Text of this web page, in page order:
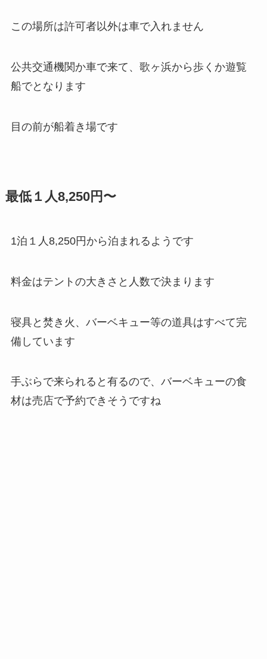
この場所は許可者以外は車で入れません
公共交通機関か車で来て、歌ヶ浜から歩くか遊覧
船でとなります
目の前が船着き場です
最低１人8,250円〜
1泊１人8,250円から泊まれるようです
料金はテントの大きさと人数で決まります
寝具と焚き火、バーベキュー等の道具はすべて完
備しています
手ぶらで来られると有るので、バーベキューの食
材は売店で予約できそうですね